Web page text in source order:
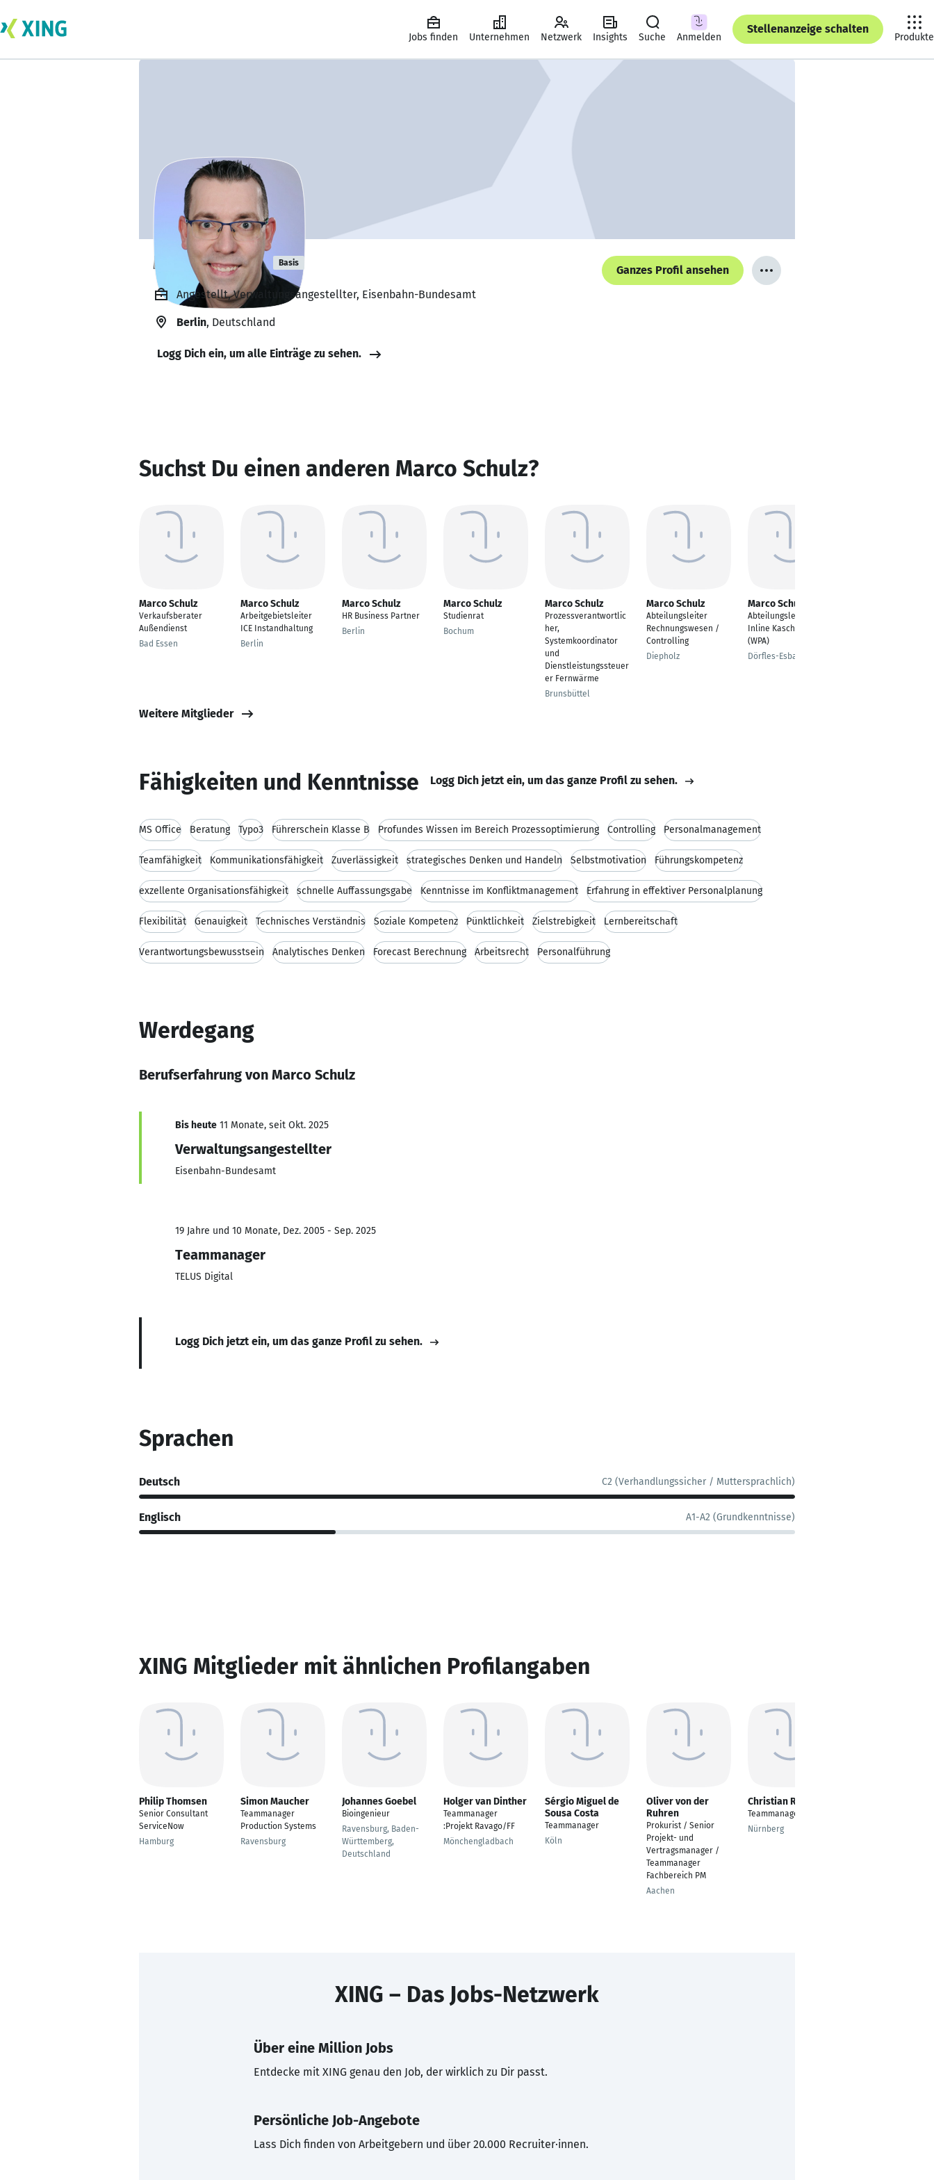
Jobs finden Unternehmen Netzwerk Insights Suche Anmelden
Stellenanzeige schalten
Produkte
Marco Schulz Basis
Ganzes Profil ansehen
Angestellt, Verwaltungsangestellter, Eisenbahn-Bundesamt
Berlin, Deutschland
Logg Dich ein, um alle Einträge zu sehen.
Suchst Du einen anderen Marco Schulz?
Marco Schulz
Verkaufsberater
Außendienst
Bad Essen
Marco Schulz
Arbeitgebietsleiter
ICE Instandhaltung
Berlin
Marco Schulz
HR Business Partner
Berlin
Marco Schulz
Studienrat
Bochum
Marco Schulz
Prozessverantwortlic
her,
Systemkoordinator
und
Dienstleistungssteuer
er Fernwärme
Brunsbüttel
Marco Schulz
Abteilungsleiter
Rechnungswesen /
Controlling
Diepholz
Marco Schulz
Abteilungsleiter
Inline Kaschieren
(WPA)
Dörfles-Esbach
Weitere Mitglieder
Fähigkeiten und Kenntnisse Logg Dich jetzt ein, um das ganze Profil zu sehen.
MS Office Beratung Typo3 Führerschein Klasse B Profundes Wissen im Bereich Prozessoptimierung Controlling Personalmanagement
Teamfähigkeit Kommunikationsfähigkeit Zuverlässigkeit strategisches Denken und Handeln Selbstmotivation Führungskompetenz
exzellente Organisationsfähigkeit schnelle Auffassungsgabe Kenntnisse im Konfliktmanagement Erfahrung in effektiver Personalplanung
Flexibilität Genauigkeit Technisches Verständnis Soziale Kompetenz Pünktlichkeit Zielstrebigkeit Lernbereitschaft
Verantwortungsbewusstsein Analytisches Denken Forecast Berechnung Arbeitsrecht Personalführung
Werdegang
Berufserfahrung von Marco Schulz
Bis heute 11 Monate, seit Okt. 2025
Verwaltungsangestellter
Eisenbahn-Bundesamt
19 Jahre und 10 Monate, Dez. 2005 - Sep. 2025
Teammanager
TELUS Digital
Logg Dich jetzt ein, um das ganze Profil zu sehen.
Sprachen
Deutsch C2 (Verhandlungssicher / Muttersprachlich)
Englisch A1-A2 (Grundkenntnisse)
XING Mitglieder mit ähnlichen Profilangaben
Philip Thomsen
Senior Consultant
ServiceNow
Hamburg
Simon Maucher
Teammanager
Production Systems
Ravensburg
Johannes Goebel
Bioingenieur
Ravensburg, Baden-
Württemberg,
Deutschland
Holger van Dinther
Teammanager
:Projekt Ravago/FF
Mönchengladbach
Sérgio Miguel de
Sousa Costa
Teammanager
Köln
Oliver von der
Ruhren
Prokurist / Senior
Projekt- und
Vertragsmanager /
Teammanager
Fachbereich PM
Aachen
Christian Rummler
Teammanager
Nürnberg
XING – Das Jobs-Netzwerk
Über eine Million Jobs
Entdecke mit XING genau den Job, der wirklich zu Dir passt.
Persönliche Job-Angebote
Lass Dich finden von Arbeitgebern und über 20.000 Recruiter·innen.